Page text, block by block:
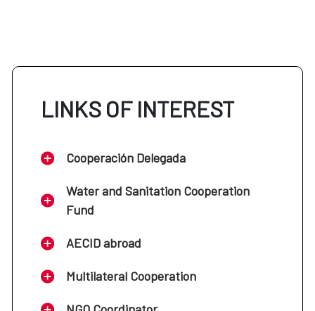
LINKS OF INTEREST
Cooperación Delegada
Water and Sanitation Cooperation
Fund
AECID abroad
Multilateral Cooperation